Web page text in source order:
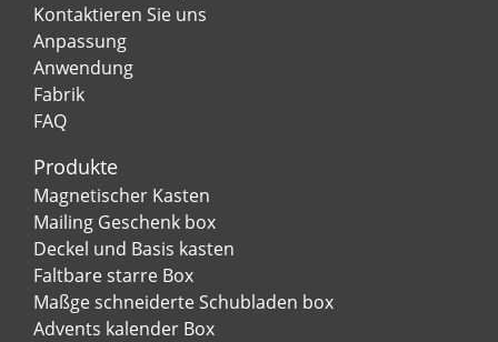
Kontaktieren Sie uns
Anpassung
Anwendung
Fabrik
FAQ
Produkte
Magnetischer Kasten
Mailing Geschenk box
Deckel und Basis kasten
Faltbare starre Box
Maßge schneiderte Schubladen box
Advents kalender Box